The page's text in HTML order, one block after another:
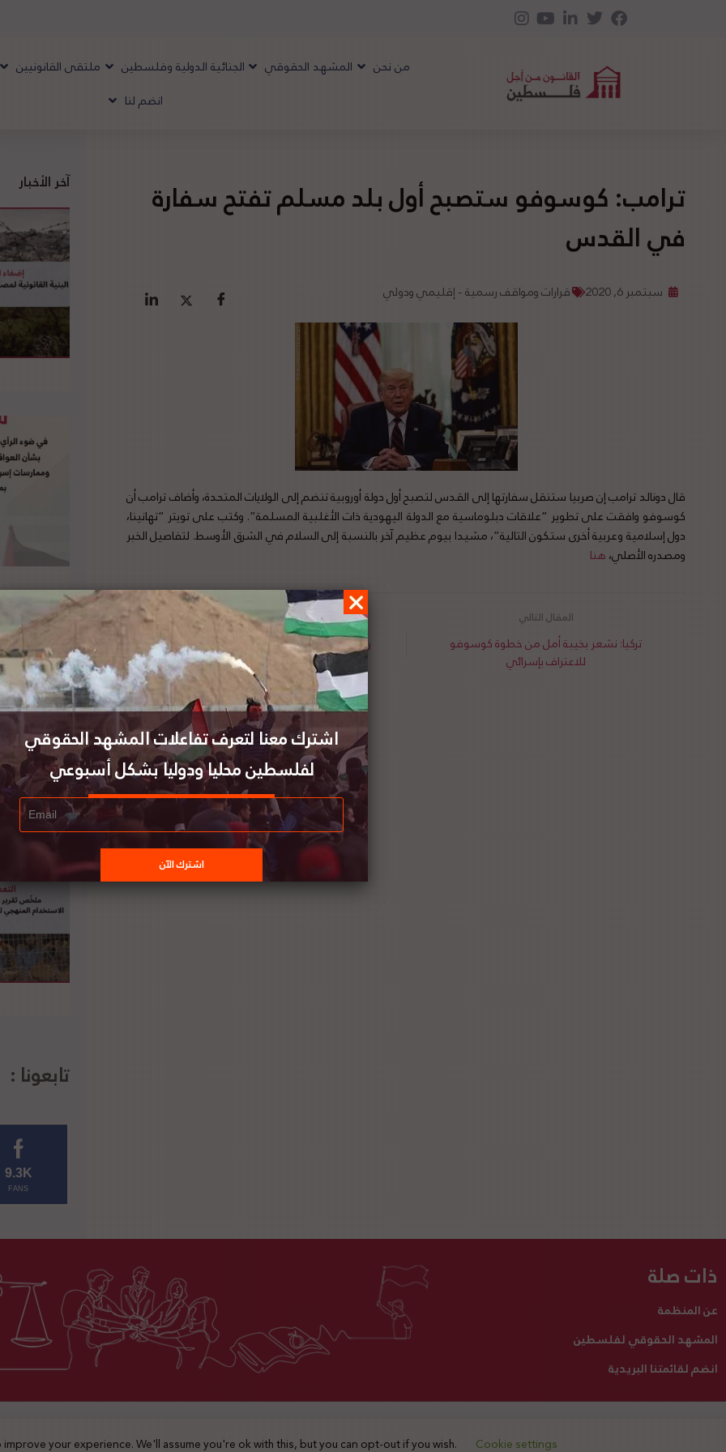
من نحن المشهد الحقوقي الجنائية الدولية وفلسطين ملتقى القانونيين
انضم لنا
ترامب: كوسوفو ستصبح أول بلد مسلم تفتح سفارة
في القدس
سبتمبر 6, 2020 قرارات ومواقف رسمية - إقليمي ودولي
قال دونالد ترامب إن صربيا ستنقل سفارتها إلى القدس لتصبح أول دولة أوروبية تنضم إلى الولايات المتحدة، وأضاف ترامب أن
كوسوفو وافقت على تطوير “علاقات دبلوماسية مع الدولة اليهودية ذات الأغلبية المسلمة”. وكتب على تويتر “تهانينا،
دول إسلامية وعربية أخرى ستكون التالية”، مشيدا بيوم عظيم آخر بالنسبة إلى السلام في الشرق الأوسط. لتفاصيل الخبر
ومصدره الأصلي،هنا
رئيس جمهورية مالاوي يعلن عن نية بلاده فتح
سفارة لها في القدس
تركيا: نشعر بخيبة أمل من خطوة كوسوفو
للاعتراف بإسرائي
آخر الأخبار
تابعونا :
9.3K
FANS
ذات صلة
عن المنظمة
المشهد الحقوقي لفلسطين
انضم لقائمتنا البريدية
اتصل بنا تبرع لنا 2025 © جميع الحقوق محفوظة
your experience. We'll assume you're ok with this, but you can opt-out if you wish. Cookie settings
اشترك معنا لتعرف تفاعلات المشهد الحقوقي
لفلسطين محليا ودوليا بشكل أسبوعي